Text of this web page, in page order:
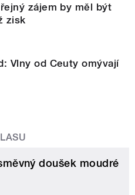
zájem by měl být
zisk
Vlny od Ceuty omývají
doušek moudré